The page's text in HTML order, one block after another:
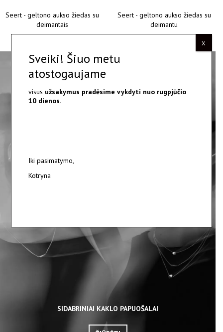
Seert - geltono aukso žiedas su
deimantais
€950.00–€1,400.00
Seert - geltono aukso žiedas su
deimantu
€1,100.00–€1,500.00
SIDABRINIAI KAKLO PAPUOŠALAI
Sveiki! Šiuo metu
atostogaujame
visus užsakymus pradėsime vykdyti nuo rugpjūčio
10 dienos.
Iki pasimatymo,
Kotryna
X